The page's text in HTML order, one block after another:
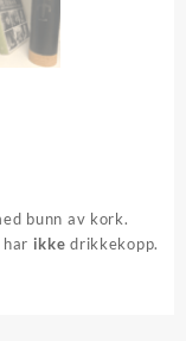
bunn av kork.
ikke drikkekopp.